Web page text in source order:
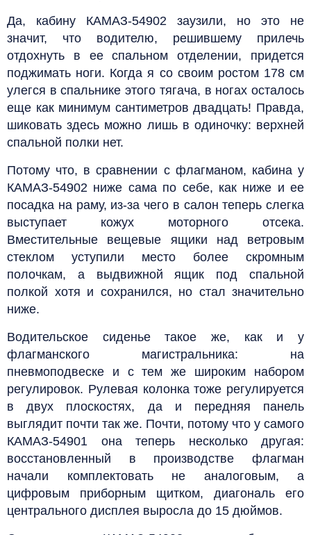
Да, кабину КАМАЗ-54902 заузили, но это не
значит, что водителю, решившему прилечь
отдохнуть в ее спальном отделении, придется
поджимать ноги. Когда я со своим ростом 178 см
улегся в спальнике этого тягача, в ногах осталось
еще как минимум сантиметров двадцать! Правда,
шиковать здесь можно лишь в одиночку: верхней
спальной полки нет.
Потому что, в сравнении с флагманом, кабина у
КАМАЗ-54902 ниже сама по себе, как ниже и ее
посадка на раму, из-за чего в салон теперь слегка
выступает кожух моторного отсека.
Вместительные вещевые ящики над ветровым
стеклом уступили место более скромным
полочкам, а выдвижной ящик под спальной
полкой хотя и сохранился, но стал значительно
ниже.
Водительское сиденье такое же, как и у
флагманского магистральника: на
пневмоподвеске и с тем же широким набором
регулировок. Рулевая колонка тоже регулируется
в двух плоскостях, да и передняя панель
выглядит почти так же. Почти, потому что у самого
КАМАЗ-54901 она теперь несколько другая:
восстановленный в производстве флагман
начали комплектовать не аналоговым, а
цифровым приборным щитком, диагональ его
центрального дисплея выросла до 15 дюймов.